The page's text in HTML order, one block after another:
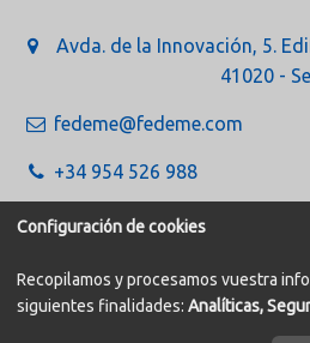
Avda. de la Innovación, 5.
41020 -
fedeme@fedeme.com
+34 954 526 988
Configuración de cookies
Recopilamos y procesamos vuestra
siguientes finalidades: Analíticas,